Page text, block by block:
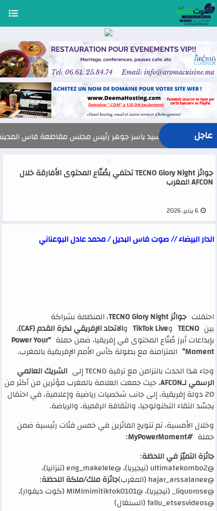
عاجل السيد ياسر جوهر رئيس مجلس مقاطعة فاس المدينة يهنئ صاحب
جوائز TECNO Glory Night تحتفي بصُنّاع المحتوى الأفارقة خلال
AFCON المغرب
6 يناير، 2026
الدار البيضاء // صوت فاس البديل / محمد عادل البوعناني
احتفلتجوائز TECNO Glory Night
، المنظمة بشراكة
بين TECNO وTikTok Live والاتحاد الإفريقي لكرة القدم (CAF)
،
بإبداعات أبرز صُنّاع المحتوى في إفريقيا، ضمن حملة “Power Your
Moment” المتزامنة مع بطولة كأس الأمم الإفريقية بالمغرب.
وجاء هذا الحدث بالتزامن مع ترقية TECNO إلى
الشريك العالمي
الرسمي لـAFCON
، حيث جمعت العلامة بالمغرب مؤثرين من أكثر من
20 دولة إفريقية، إلى جانب شخصيات رياضية وإعلامية، في احتفال
يجسّد التقاء التكنولوجيا، والثقافة الرقمية، والرياضة.
وخلال الأمسية، تم تتويج الفائزين في خمس فئات رئيسية ضمن
حملة #MyPowerMoment
:
جائزة التميّز في اللحظة:
@ultimatekombo2 (نيجيريا)، @eng_makelele (تنزانيا)،
@hajar_arssalanee (المغرب)
جائزة ملك/ملكة اللحظة:
@liquorose_ (نيجيريا)، @MIMImimitiktok0101 (كوت ديفوار)،
@fallu_etsesvideos (السنغال)